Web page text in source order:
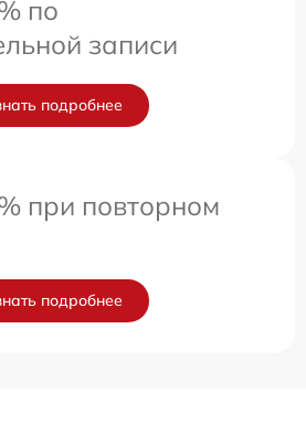
по
записи
подробнее
при повторном
подробнее